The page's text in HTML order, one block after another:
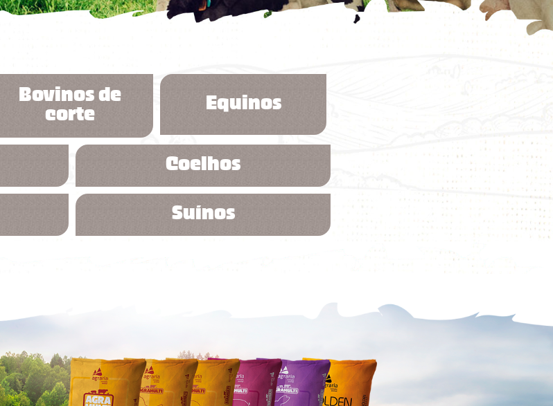
contatos
portfólio resumido
Bovinos de
corte
Equinos
Coelhos
Suínos